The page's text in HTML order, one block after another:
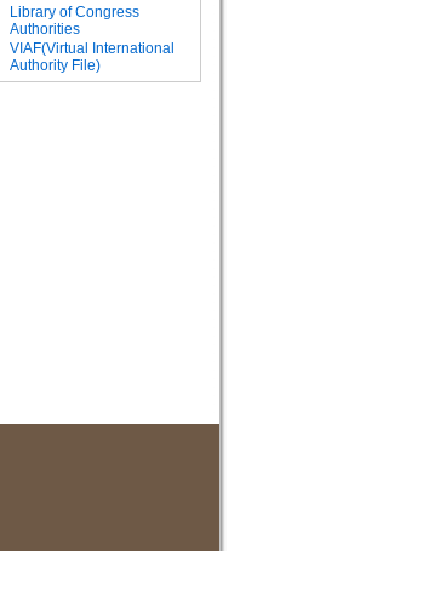
Library of Congress
Authorities
VIAF(Virtual International
Authority File)